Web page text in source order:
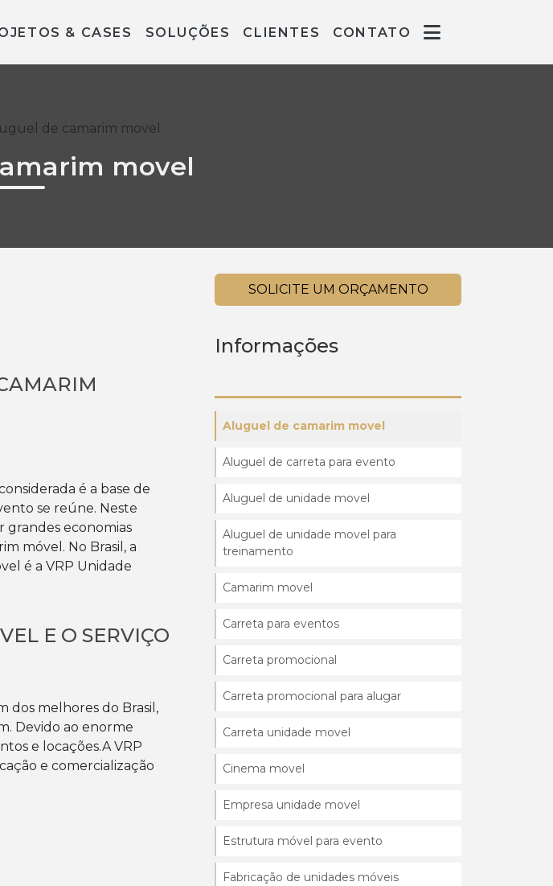
& CASES SOLUÇÕES CLIENTES CONTATO
de camarim movel
movel
é a base de
se reúne. Neste
grandes economias
móvel. No Brasil, a
é a VRP Unidade
E O SERVIÇO
dos melhores do Brasil,
Devido ao enorme
e locações.A VRP
e comercialização
SOLICITE UM ORÇAMENTO
Informações
Aluguel de camarim movel
Aluguel de carreta para evento
Aluguel de unidade movel
Aluguel de unidade movel para
treinamento
Camarim movel
Carreta para eventos
Carreta promocional
Carreta promocional para alugar
Carreta unidade movel
Cinema movel
Empresa unidade movel
Estrutura móvel para evento
Fabricação de unidades móveis